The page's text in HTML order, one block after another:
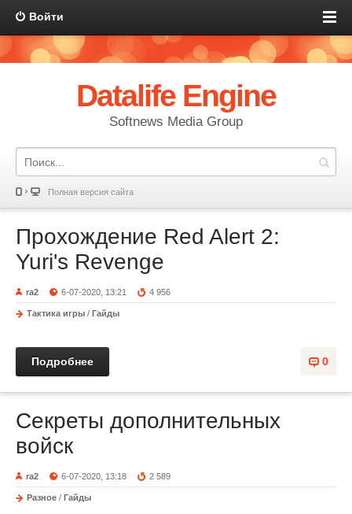
Войти
Datalife Engine
Softnews Media Group
Полная версия сайта
Прохождение Red Alert 2:
Yuri's Revenge
ra2 6-07-2020, 13:21 4 956
Тактика игры / Гайды
0
Подробнее
Секреты дополнительных
войск
ra2 6-07-2020, 13:18 2 589
Разное / Гайды